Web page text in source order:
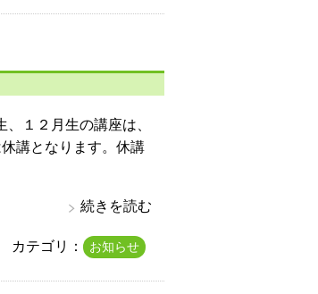
１２月生の講座は、
講となります。休講
続きを読む
カテゴリ： お知らせ